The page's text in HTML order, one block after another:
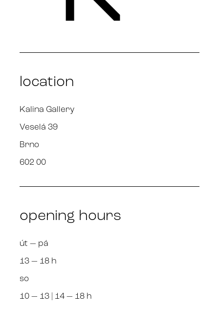
location
Kalina Gallery
Veselá 39
Brno
602 00
opening hours
út — pá
13 — 18 h
so
10 — 13 | 14 — 18 h